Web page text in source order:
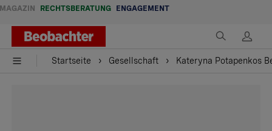
MAGAZIN RECHTSBERATUNG ENGAGEMENT
Startseite Gesellschaft Kateryna Potapenkos